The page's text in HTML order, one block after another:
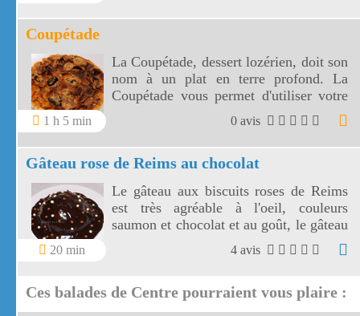
Coupétade
1 h 5 min
La Coupétade, dessert lozérien, doit son
nom à un plat en terre profond. La
Coupétade vous permet d'utiliser votre
pain dur et de réaliser un dessert
savoureux avec des raisins secs et des
pruneaux.
0 avis
Gâteau rose de Reims au chocolat
20 min
Le gâteau aux biscuits roses de Reims
est très agréable à l'oeil, couleurs
saumon et chocolat et au goût, le gâteau
rose de Reims à des saveurs de kirsch et
4 avis
Ces balades de Centre pourraient vous plaire :